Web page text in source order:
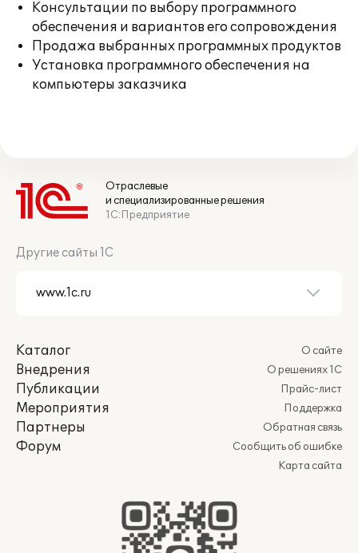
Консультации по выбору программного
обеспечения и вариантов его сопровождения
Продажа выбранных программных продуктов
Установка программного обеспечения на
компьютеры заказчика
Отраслевые
и специализированные решения
1С:Предприятие
Другие сайты 1С
Каталог
Внедрения
Публикации
Мероприятия
Партнеры
Форум
О сайте
О решениях 1С
Прайс-лист
Поддержка
Обратная связь
Сообщить об ошибке
Карта сайта